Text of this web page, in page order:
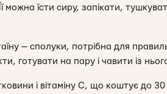
можна їсти сиру, запікати,
— сполуки, потрібна для
готувати на пару і чавити із
і вітаміну С, що коштує до